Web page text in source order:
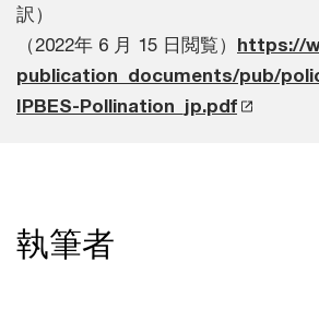
訳）
（2022年 6 月 15 日閲覧） https://
publication_documents/pub/
IPBES-Pollination_jp.pdf
執筆者